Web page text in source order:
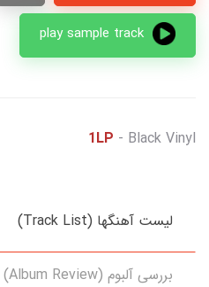
1LP - Black Vinyl
لیست آهنگها (Track List)
بررسی آلبوم (Album Review)